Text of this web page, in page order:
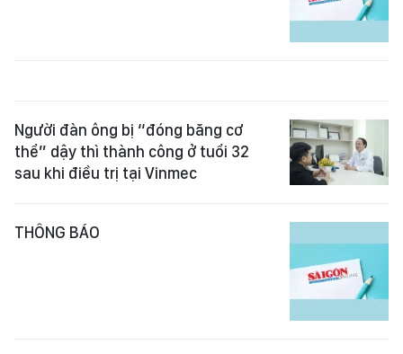
Người đàn ông bị “đóng băng cơ
thể” dậy thì thành công ở tuổi 32
sau khi điều trị tại Vinmec
THÔNG BÁO